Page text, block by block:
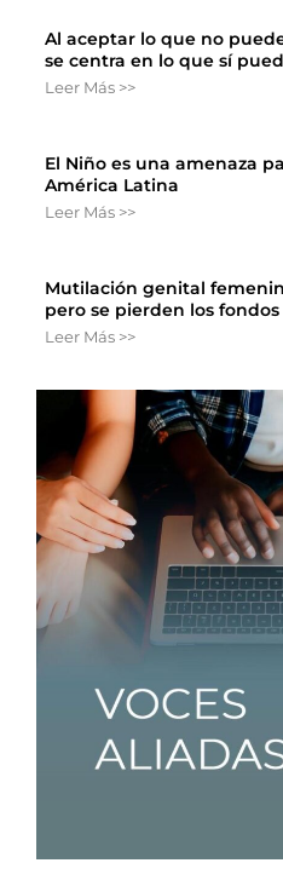
Al aceptar lo que no
se centra en lo que sí
Leer Más >>
El Niño es una amenaza
América Latina
Leer Más >>
Mutilación genital
pero se pierden los fondos
Leer Más >>